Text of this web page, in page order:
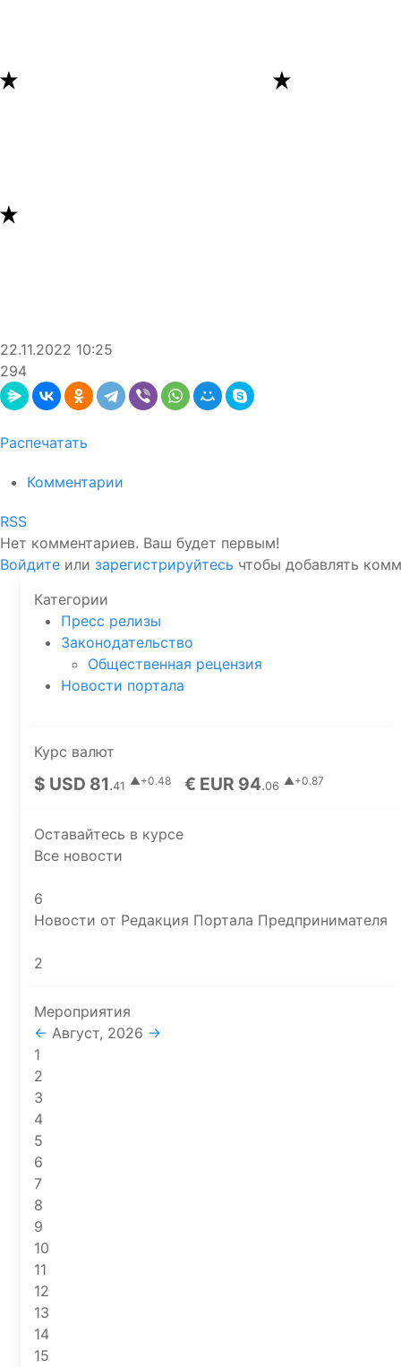
22.11.2022 10:25
294
Распечатать
Комментарии
RSS
Нет комментариев. Ваш будет первым!
Войдите или зарегистрируйтесь чтобы добавлять
Категории
Пресс релизы
Законодательство
Общественная рецензия
Новости портала
Курс валют
$ USD 81.41 ▲+0.48 € EUR 94.06 ▲+0.87
Оставайтесь в курсе
Все новости
6
Новости от Редакция Портала Предпринимателя
2
Мероприятия
← Август, 2026 →
1
2
3
4
5
6
7
8
9
10
11
12
13
14
15